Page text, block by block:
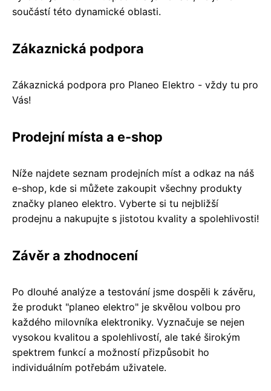
součástí této dynamické oblasti.
Zákaznická podpora
Zákaznická podpora pro Planeo Elektro - vždy tu pro
Vás!
Prodejní místa a e-shop
Níže najdete seznam prodejních míst a odkaz na náš
e-shop, kde si můžete zakoupit všechny produkty
značky planeo elektro. Vyberte si tu nejbližší
prodejnu a nakupujte s jistotou kvality a spolehlivosti!
Závěr a zhodnocení
Po dlouhé analýze a testování jsme dospěli k závěru,
že produkt "planeo elektro" je skvělou volbou pro
každého milovníka elektroniky. Vyznačuje se nejen
vysokou kvalitou a spolehlivostí, ale také širokým
spektrem funkcí a možností přizpůsobit ho
individuálním potřebám uživatele.